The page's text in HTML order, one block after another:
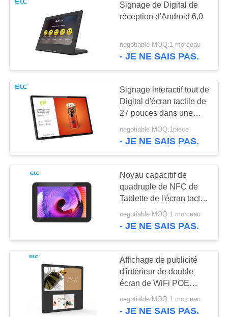
DEMANDEZ
UNE
CITATION
SITEMAP
POLITIQUE
MATIÈRE
DE
PROTECTION
PRIVÉE
Affichage à écran
tactile
Tablettes à
éclairage de bord
120
Comprimés
médicaux
35
Signage de Digital de
réception d'Android 6,0
negotiable MOQ:1 morceau
- JE NE SAIS PAS.
Signage interactif tout de
Digital d'écran tactile de
27 pouces dans une
tablette Android 7,1
negotiable MOQ:1piece
- JE NE SAIS PAS.
Noyau capacitif de
quadruple de NFC de
Tablette de l'écran tactile
RK3288 Poe Android
negotiable MOQ:1 morceau
- JE NE SAIS PAS.
Affichage de publicité
d'intérieur de double
écran de WiFi POE
Android pour le
restaurant
negotiable MOQ:1 morceau
- JE NE SAIS PAS.